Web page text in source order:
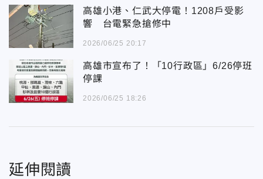
高雄小港、仁武大停電！1208戶受影
響 台電緊急搶修中
2026/06/25 20:17
高雄市宣布了！「10行政區」6/26停班
停課
2026/06/25 18:26
延伸閱讀